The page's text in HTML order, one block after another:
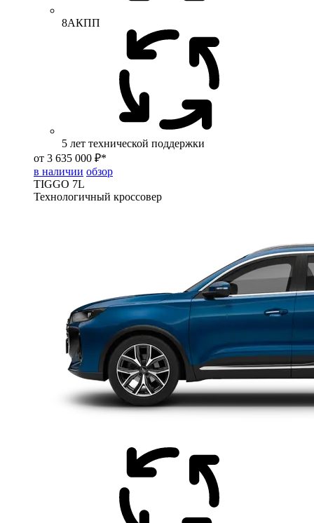
8АКПП
5 лет технической поддержки
от 3 635 000 ₽*
в наличии обзор
TIGGO 7L
Технологичный кроссовер